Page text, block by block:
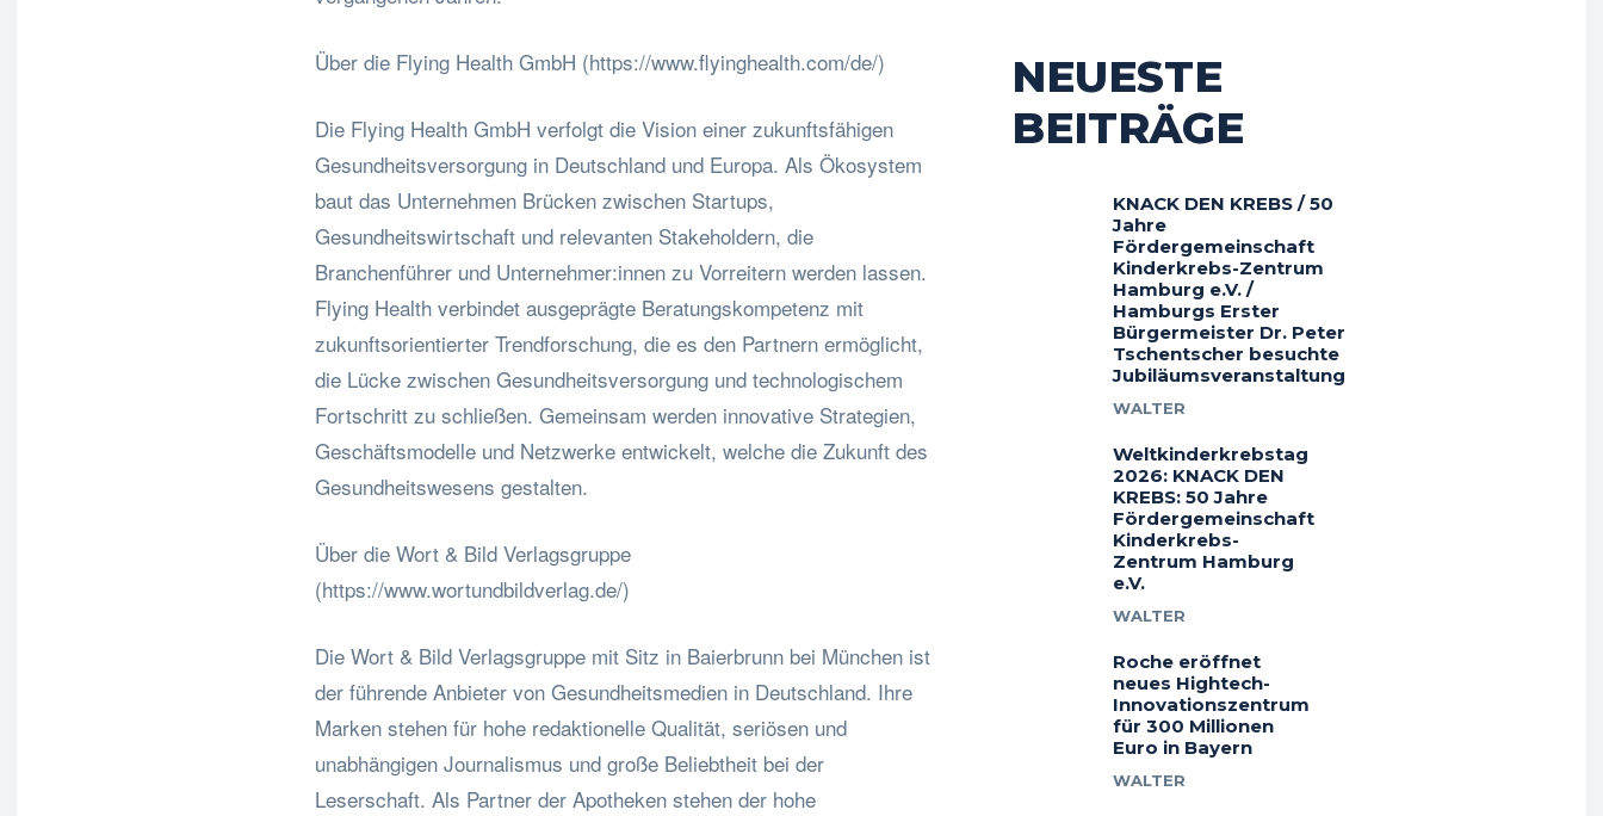
Über die Flying Health GmbH (https://www.flyinghealth.com/de/)
Die Flying Health GmbH verfolgt die Vision einer zukunftsfähigen
Gesundheitsversorgung in Deutschland und Europa. Als Ökosystem
baut das Unternehmen Brücken zwischen Startups,
Gesundheitswirtschaft und relevanten Stakeholdern, die
Branchenführer und Unternehmer:innen zu Vorreitern werden lassen.
Flying Health verbindet ausgeprägte Beratungskompetenz mit
zukunftsorientierter Trendforschung, die es den Partnern ermöglicht,
die Lücke zwischen Gesundheitsversorgung und technologischem
Fortschritt zu schließen. Gemeinsam werden innovative Strategien,
Geschäftsmodelle und Netzwerke entwickelt, welche die Zukunft des
Gesundheitswesens gestalten.
Über die Wort & Bild Verlagsgruppe
(https://www.wortundbildverlag.de/)
Die Wort & Bild Verlagsgruppe mit Sitz in Baierbrunn bei München ist
der führende Anbieter von Gesundheitsmedien in Deutschland. Ihre
Marken stehen für hohe redaktionelle Qualität, seriösen und
unabhängigen Journalismus und große Beliebtheit bei der
Leserschaft. Als Partner der Apotheken stehen der hohe
NEUESTE
BEITRÄGE
KNACK DEN KREBS / 50
Jahre
Fördergemeinschaft
Kinderkrebs-Zentrum
Hamburg e.V. /
Hamburgs Erster
Bürgermeister Dr. Peter
Tschentscher besuchte
Jubiläumsveranstaltung
WALTER
Weltkinderkrebstag
2026: KNACK DEN
KREBS: 50 Jahre
Fördergemeinschaft
Kinderkrebs-
Zentrum Hamburg
e.V.
WALTER
Roche eröffnet
neues Hightech-
Innovationszentrum
für 300 Millionen
Euro in Bayern
WALTER